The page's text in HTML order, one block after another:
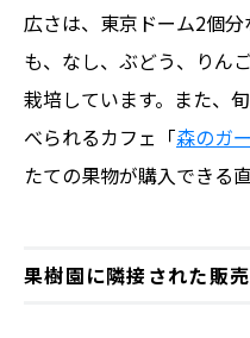
広さは、東京ドーム2個
も、なし、ぶどう、りん
栽培しています。また、
べられるカフェ「森のガ
たての果物が購入できる
果樹園に隣接された販